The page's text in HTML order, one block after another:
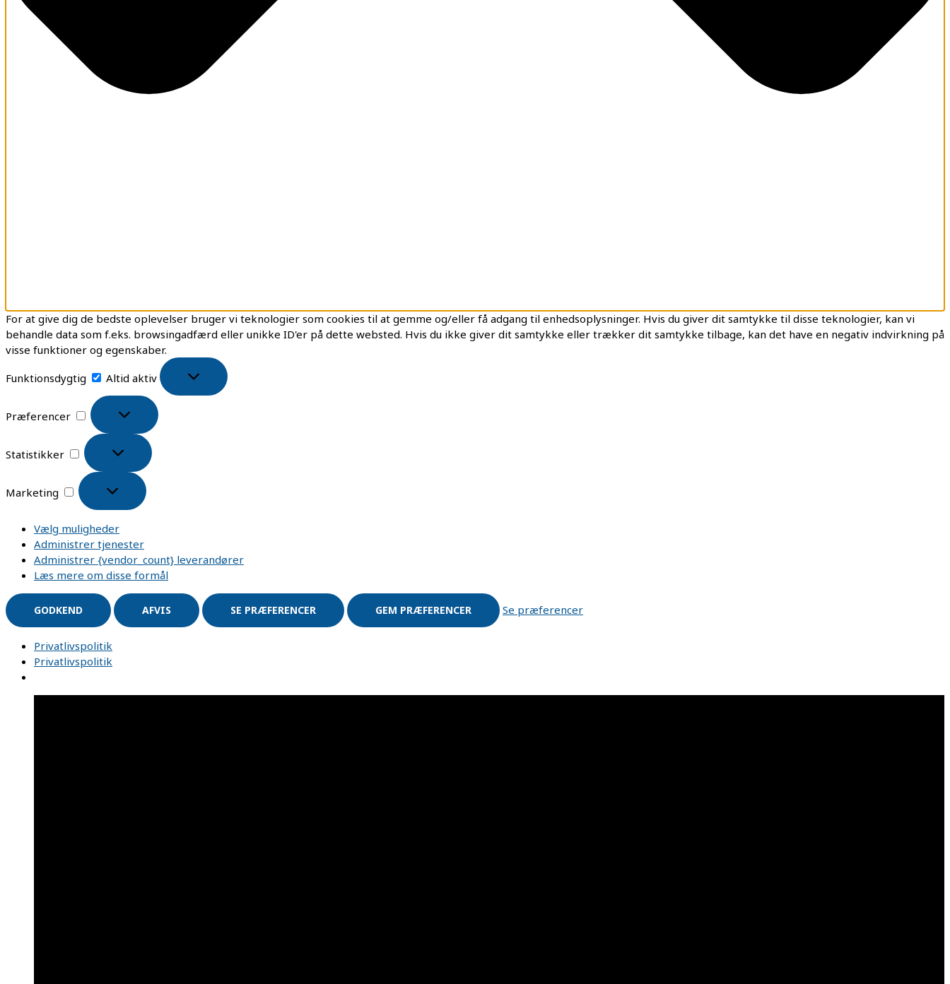
For at give dig de bedste oplevelser bruger vi teknologier som cookies til at gemme og/eller få adgang til enhedsoplysninger. Hvis du giver dit samtykke til disse teknologier, kan vi
behandle data som f.eks. browsingadfærd eller unikke ID'er på dette websted. Hvis du ikke giver dit samtykke eller trækker dit samtykke tilbage, kan det have en negativ indvirkning på
visse funktioner og egenskaber.
Funktionsdygtig
Altid aktiv
Præferencer
Statistikker
Marketing
Vælg muligheder
Administrer tjenester
Administrer {vendor_count} leverandører
Læs mere om disse formål
GODKEND AFVIS SE PRÆFERENCER GEM PRÆFERENCER Se præferencer
Privatlivspolitik
Privatlivspolitik